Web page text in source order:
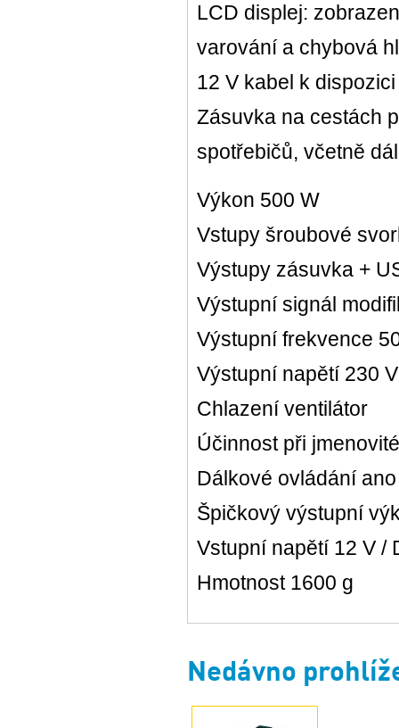
LCD displej:
varování a chybová
12 V kabel k
Zásuvka na cestách
spotřebičů, včetně
Výkon 500 W
Vstupy šroubové
Výstupy zásuvka +
Výstupní signál
Výstupní frekvence
Výstupní napětí 230
Chlazení ventilátor
Účinnost při
Dálkové ovládání ano
Špičkový výstupní
Vstupní napětí 12 V /
Hmotnost 1600 g
Nedávno